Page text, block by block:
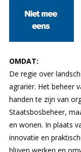
OMDAT:
De regie over
agrariër. Het beheer
handen te zijn van
Staatsbosbeheer,
en wonen. In plaats
innovatie en